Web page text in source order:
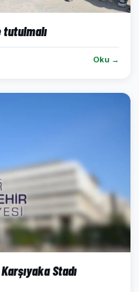
tutulmalı
Oku →
Stadı